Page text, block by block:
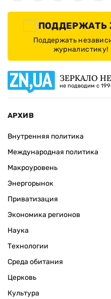
ПОДДЕРЖАТЬ
Поддержать
журналистику!
ЗЕРКАЛО
не подводим с
АРХИВ
Внутренняя политика
Международная политика
Макроуровень
Энергорынок
Приватизация
Экономика регионов
Наука
Технологии
Среда обитания
Церковь
Культура